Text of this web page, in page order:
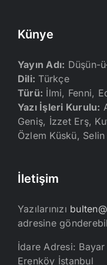
Künye
Yayın Adı: Düşün-
Dili: Türkçe
Türü: İlmi, Fenni,
Yazı İşleri Kurulu:
Geniş, İzzet Erş,
Özlem Küskü,
İletişim
Yazılarınızı
adresine
İdare Adresi:
Erenköy İstanbul